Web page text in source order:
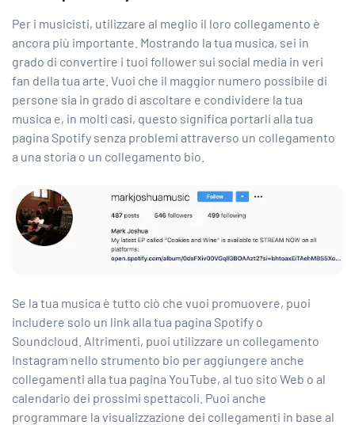
Per i musicisti, utilizzare al meglio il loro collegamento è
ancora più importante. Mostrando la tua musica, sei in
grado di convertire i tuoi follower sui social media in veri
fan della tua arte. Vuoi che il maggior numero possibile di
persone sia in grado di ascoltare e condividere la tua
musica e, in molti casi, questo significa portarli alla tua
pagina Spotify senza problemi attraverso un collegamento
a una storia o un collegamento bio.
Se la tua musica è tutto ciò che vuoi promuovere, puoi
includere solo un link alla tua pagina Spotify o
Soundcloud. Altrimenti, puoi utilizzare un collegamento
Instagram nello strumento bio per aggiungere anche
collegamenti alla tua pagina YouTube, al tuo sito Web o al
calendario dei prossimi spettacoli. Puoi anche
programmare la visualizzazione dei collegamenti in base al